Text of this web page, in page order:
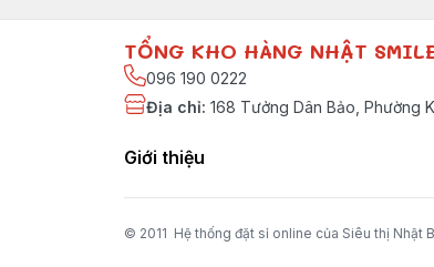
TỔNG KHO HÀNG NHẬT
096 190 0222
Địa chỉ: 168 Tưởng Dân Bảo, Phường
Giới thiệu
© 2011 Hệ thống đặt sỉ online của Siêu thị Nhật